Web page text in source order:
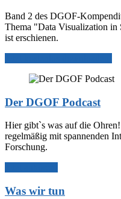
Band 2 des DGOF-
Thema "Data Visualization in
ist erschienen.
Der DGOF Podcast
Hier gibt`s was auf die
regelmäßig mit spannenden
Forschung.
Was wir tun